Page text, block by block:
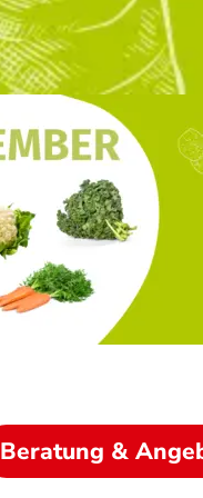
Beratung &